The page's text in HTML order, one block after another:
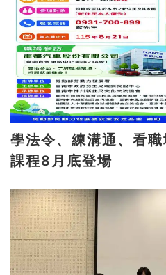
學法令、練溝通、看
課程8月底登場